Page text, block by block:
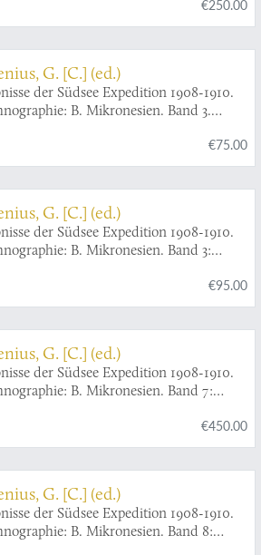
Nuguria, Tauu und Carteret-Inseln.
Aufzeichnungen von Ernst Sarfert
Soziale Verhältnisse und
[With often lacking
€250.00
G. [C.] (ed.)
der Südsee Expedition 1908-1910.
B. Mikronesien. Band 3.
Abteilung VIII: Botanischer,
und Palauwörter-Index. Mit 6
€75.00
G. [C.] (ed.)
der Südsee Expedition 1908-1910.
B. Mikronesien. Band 3:
und Kulturvergleich. Abteilung X:€95.00
G. [C.] (ed.)
der Südsee Expedition 1908-1910.
B. Mikronesien. Band 7:
Geographie, Sprache, Eingeborene.
Gesellschaft und geistige Kultur,
€450.00
G. [C.] (ed.)
der Südsee Expedition 1908-1910.
B. Mikronesien. Band 8: